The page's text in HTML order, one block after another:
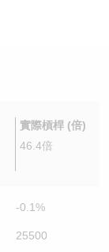
實際槓桿 (倍)
46.4倍
-0.1%
25500